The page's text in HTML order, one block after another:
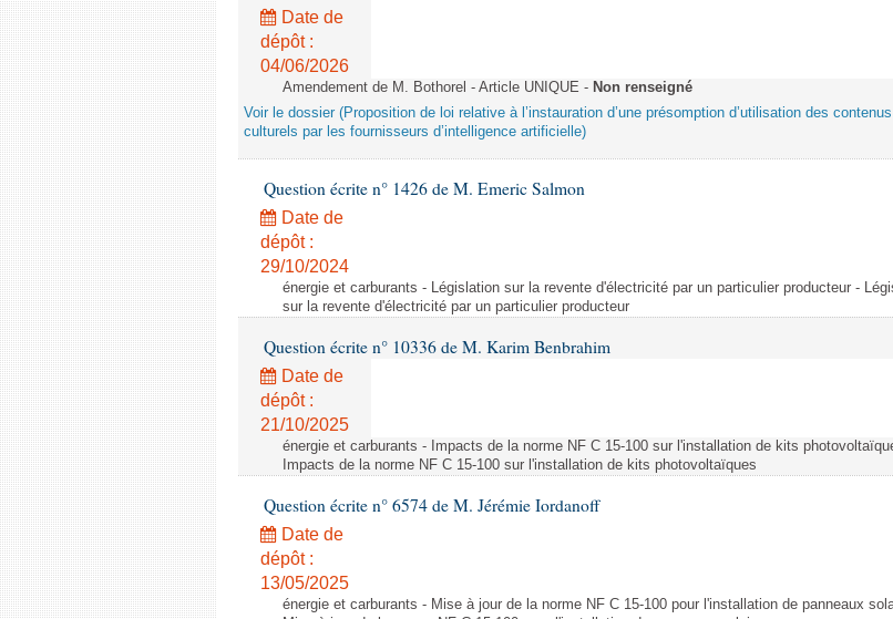
Date de
dépôt :
04/06/2026
Amendement de M. Bothorel - Article UNIQUE - Non renseigné
Voir le dossier (Proposition de loi relative à l’instauration d’une présomption d’utilisation des contenus
culturels par les fournisseurs d’intelligence artificielle)
Question écrite n° 1426 de M. Emeric Salmon
Date de
dépôt :
29/10/2024
énergie et carburants - Législation sur la revente d'électricité par un particulier producteur -
sur la revente d'électricité par un particulier producteur
Question écrite n° 10336 de M. Karim Benbrahim
Date de
dépôt :
21/10/2025
énergie et carburants - Impacts de la norme NF C 15-100 sur l'installation de kits
Impacts de la norme NF C 15-100 sur l'installation de kits photovoltaïques
Question écrite n° 6574 de M. Jérémie Iordanoff
Date de
dépôt :
13/05/2025
énergie et carburants - Mise à jour de la norme NF C 15-100 pour l'installation de panneaux